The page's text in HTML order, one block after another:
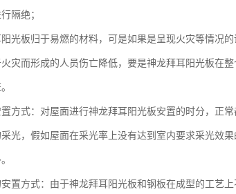
隔绝；
光板归于易燃的材料，可是如果是呈现火灾等情况
灾而形成的人员伤亡降低，要是神龙拜耳阳光板在
方式：对屋面进行神龙拜耳阳光板安置的时分，正
光，假如屋面在采光率上没有达到室内要求采光效
置方式：由于神龙拜耳阳光板和钢板在成型的工艺